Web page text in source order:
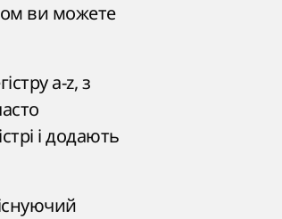
ви можете
a-z, з
і додають